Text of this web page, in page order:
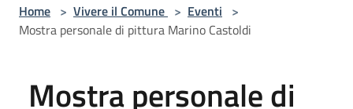
Home > Vivere il Comune > Eventi >
Mostra personale di pittura Marino Castoldi
Mostra personale di